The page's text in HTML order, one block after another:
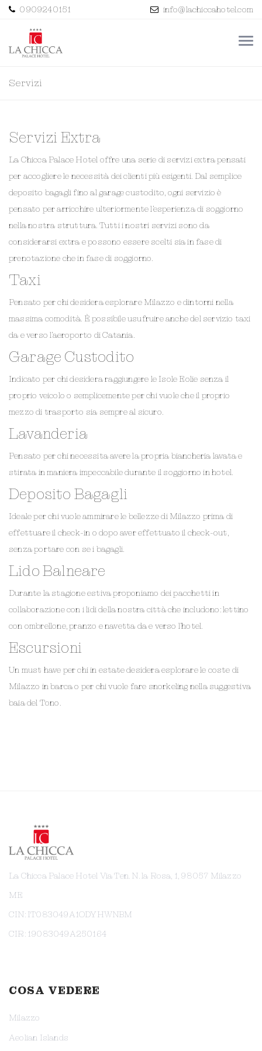
0909240151 info@lachiccahotel.com
Servizi
Servizi Extra
La Chicca Palace Hotel offre una serie di servizi extra pensati
per accogliere le necessità dei clienti più esigenti. Dal semplice
deposito bagagli fino al garage custodito, ogni servizio è
pensato per arricchire ulteriormente l’esperienza di soggiorno
nella nostra struttura. Tutti i nostri servizi sono da
considerarsi extra e possono essere scelti sia in fase di
prenotazione che in fase di soggiorno.
Taxi
Pensato per chi desidera esplorare Milazzo e dintorni nella
massima comodità. È possibile usufruire anche del servizio taxi
da e verso l’aeroporto di Catania.
Garage Custodito
Indicato per chi desidera raggiungere le Isole Eolie senza il
proprio veicolo o semplicemente per chi vuole che il proprio
mezzo di trasporto sia sempre al sicuro.
Lavanderia
Pensato per chi necessita avere la propria biancheria lavata e
stirata in maniera impeccabile durante il soggiorno in hotel.
Deposito Bagagli
Ideale per chi vuole ammirare le bellezze di Milazzo prima di
effettuare il check-in o dopo aver effettuato il check-out,
senza portare con se i bagagli.
Lido Balneare
Durante la stagione estiva proponiamo dei pacchetti in
collaborazione con i lidi della nostra città che includono: lettino
con ombrellone, pranzo e navetta da e verso l’hotel.
Escursioni
Un must have per chi in estate desidera esplorare le coste di
Milazzo in barca o per chi vuole fare snorkeling nella suggestiva
baia del Tono.
La Chicca Palace Hotel Via Ten. N. la Rosa, 1, 98057 Milazzo
ME
CIN: IT083049A1ODYHWNBM
CIR: 19083049A250164
COSA VEDERE
Milazzo
Aeolian Islands